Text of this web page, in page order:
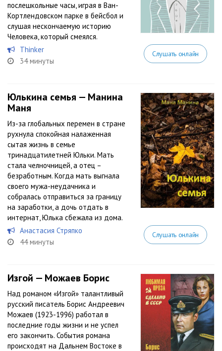
послешкольные часы, играя в Ван-
Кортлендовском парке в бейсбол и
слушая нескончаемую историю
Человека, который смеялся.
Thіnkеr
34 минуты
Слушать онлайн
Юлькина семья — Манина
Маня
Из-за глобальных перемен в стране
рухнула спокойная налаженная
сытая жизнь в семье
тринадцатилетней Юльки. Мать
стала челночницей, а отец –
безработным. Когда мать выгнала
своего мужа-неудачника и
собралась отправиться за границу
на заработки, а дочь отдать в
интернат, Юлька сбежала из дома.
Анастасия Стряпко
44 минуты
Слушать онлайн
Изгой — Можаев Борис
Над романом «Изгой» талантливый
русский писатель Борис Андреевич
Можаев (1923-1996) работал в
последние годы жизни и не успел
его закончить. События романа
происходят на Дальнем Востоке в